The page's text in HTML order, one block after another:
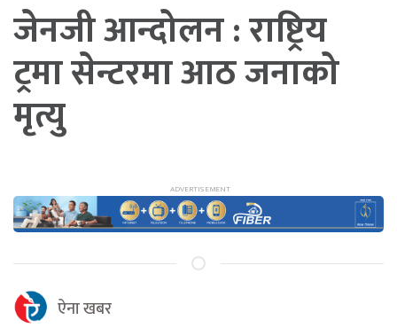
जेनजी आन्दोलन : राष्ट्रिय
ट्रमा सेन्टरमा आठ जनाको
मृत्यु
ऐना खबर